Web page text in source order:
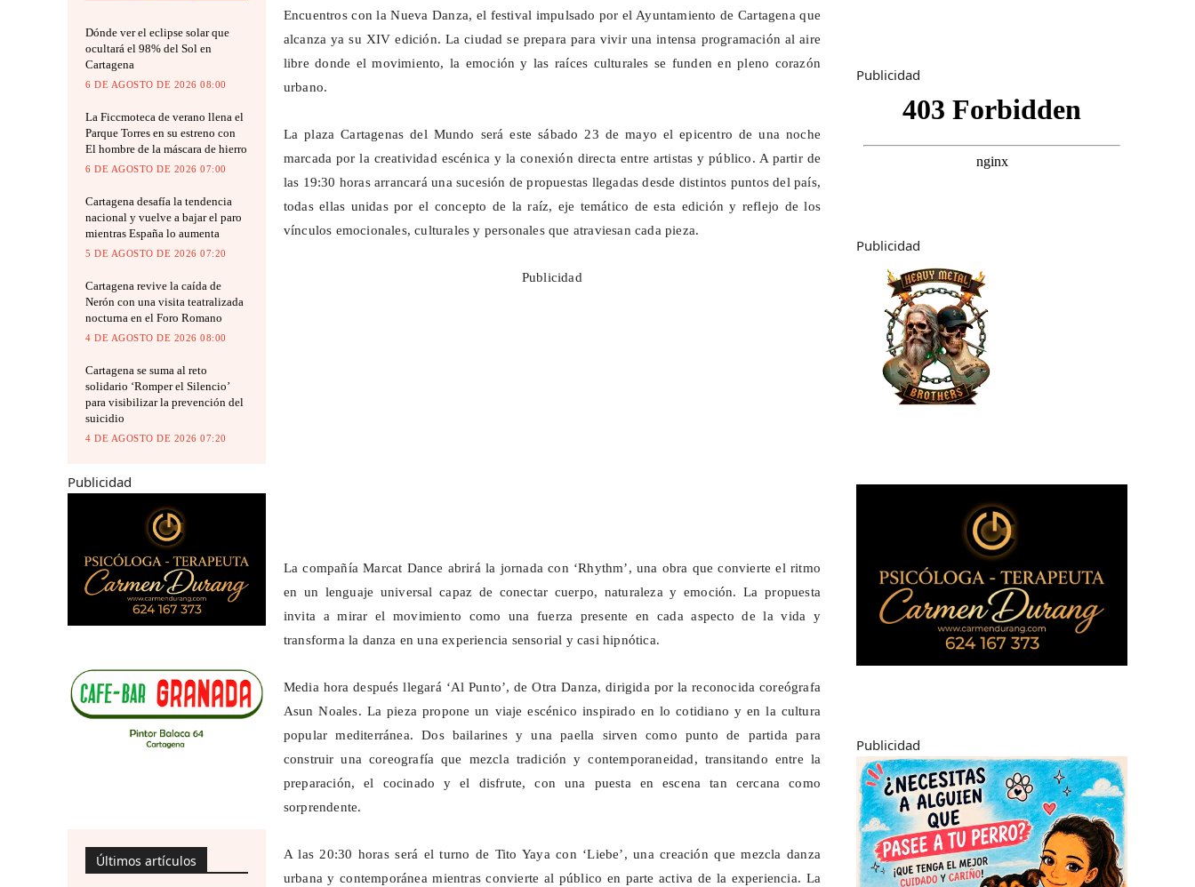
Dónde ver el eclipse solar que
ocultará el 98% del Sol en
Cartagena
6 DE AGOSTO DE 2026 08:00
La Ficcmoteca de verano llena el
Parque Torres en su estreno con
El hombre de la máscara de hierro
6 DE AGOSTO DE 2026 07:00
Cartagena desafía la tendencia
nacional y vuelve a bajar el paro
mientras España lo aumenta
5 DE AGOSTO DE 2026 07:20
Cartagena revive la caída de
Nerón con una visita teatralizada
nocturna en el Foro Romano
4 DE AGOSTO DE 2026 08:00
Cartagena se suma al reto
solidario ‘Romper el Silencio’
para visibilizar la prevención del
suicidio
4 DE AGOSTO DE 2026 07:20
Publicidad
Últimos artículos
Encuentros con la Nueva Danza, el festival impulsado por el Ayuntamiento de Cartagena que
alcanza ya su XIV edición. La ciudad se prepara para vivir una intensa programación al aire
libre donde el movimiento, la emoción y las raíces culturales se funden en pleno corazón
urbano.
La plazaCartagenas del Mundo será este sábado 23 de mayo el epicentro de una noche
marcada por la creatividad escénica y la conexión directa entre artistas y público. A partir de
las 19:30 horas arrancará una sucesión de propuestas llegadas desde distintos puntos del país,
todas ellas unidas por el concepto de la raíz, eje temático de esta edición y reflejo de los
vínculos emocionales, culturales y personales que atraviesan cada pieza.
Publicidad
La compañíaMarcat Dance abrirá la jornada con ‘Rhythm’, una obra que convierte el ritmo
en un lenguaje universal capaz de conectar cuerpo, naturaleza y emoción. La propuesta
invita a mirar el movimiento como una fuerza presente en cada aspecto de la vida y
transforma la danza en una experiencia sensorial y casi hipnótica.
Media hora después llegará ‘Al Punto’, de Otra Danza, dirigida por la reconocida coreógrafa
Asun Noales. La pieza propone un viaje escénico inspirado en lo cotidiano y en la cultura
popular mediterránea. Dos bailarines y una paella sirven como punto de partida para
construir una coreografía que mezcla tradición y contemporaneidad, transitando entre la
preparación, el cocinado y el disfrute, con una puesta en escena tan cercana como
sorprendente.
A las 20:30 horas será el turno de Tito Yaya con ‘Liebe’, una creación que mezcla danza
urbana y contemporánea mientras convierte al público en parte activa de la experiencia. La
Publicidad
Publicidad
Publicidad